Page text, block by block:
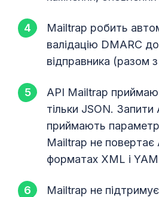
Mailtrap робить
валідацію DMARC
відправника (разом
API Mailtrap
тільки JSON. Запити
приймають
Mailtrap не повертає
форматах XML і
Mailtrap не